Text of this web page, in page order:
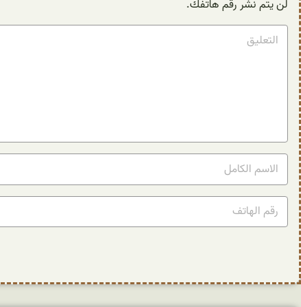
لن يتم نشر رقم هاتفك.